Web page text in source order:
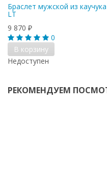
Браслет мужской из
LT
9 870 ₽
0
В корзину
Недоступен
РЕКОМЕНДУЕМ